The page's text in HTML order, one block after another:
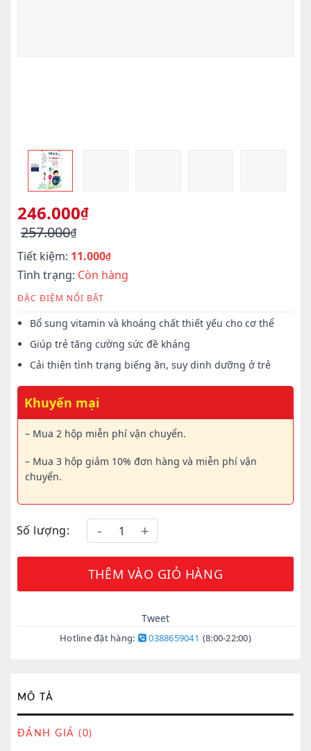
257.000₫
gốc
là:
257.000₫.
246.000₫
hiện
tại
là:
246.000₫.
Tiết kiệm: 11.000₫
Tình trạng: Còn hàng
ĐẶC ĐIỆM NỔI BẬT
Bổ sung vitamin và khoáng chất thiết yếu cho cơ thể
Giúp trẻ tăng cường sức đề kháng
Cải thiện tình trạng biếng ăn, suy dinh dưỡng ở trẻ
Khuyến mại
– Mua 2 hộp miễn phí vận chuyển.
– Mua 3 hộp giảm 10% đơn hàng và miễn phí vận
chuyển.
Số lượng:
THÊM VÀO GIỎ HÀNG
Tweet
Hotline đặt hàng: 0388659041 (8:00-22:00)
MÔ TẢ
ĐÁNH GIÁ (0)